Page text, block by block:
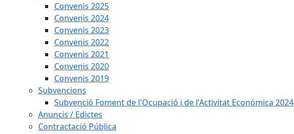
Convenis 2025
Convenis 2024
Convenis 2023
Convenis 2022
Convenis 2021
Convenis 2020
Convenis 2019
Subvencions
Subvenció Foment de l'Ocupació i de l'Activitat Econòmica 2024
Anuncis / Edictes
Contractació Pública